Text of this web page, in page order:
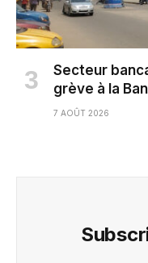
Secteur
grève à la
7 AOÛT 2026